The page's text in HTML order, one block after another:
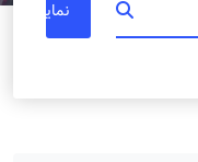
نمایش